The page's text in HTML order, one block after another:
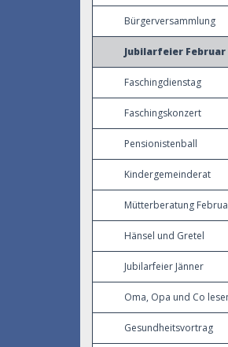
Bürgerversammlung
Jubilarfeier Februar
Faschingdienstag
Faschingskonzert
Pensionistenball
Kindergemeinderat
Mütterberatung
Hänsel und Gretel
Jubilarfeier Jänner
Oma, Opa und Co
Gesundheitsvortrag